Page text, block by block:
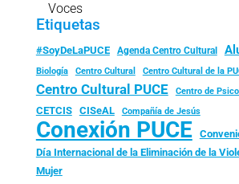
Voces
Etiquetas
#SoyDeLaPUCE Agenda Centro Cultural
Biología
Centro Cultural Centro Cultural de la
Centro Cultural PUCE Centro de
CETCIS CISeAL Compañía de Jesús
Conexión PUCE
Día Internacional de la Eliminación de la
Mujer